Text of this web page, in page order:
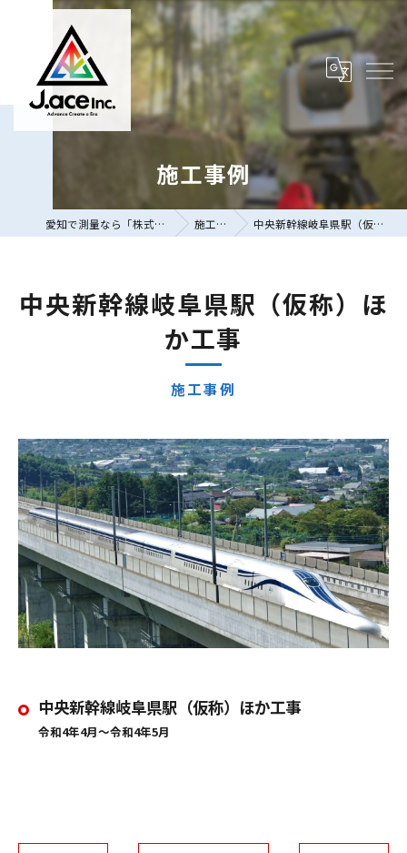
施工事例
愛知で測量なら「株式会社J.ace」 施工事例 中央新幹線岐阜県駅（仮称）ほか工事
施工事例
中央新幹線岐阜県駅（仮称）ほ
か工事
中央新幹線岐阜県駅（仮称）ほか工事
令和4年4月～令和4年5月